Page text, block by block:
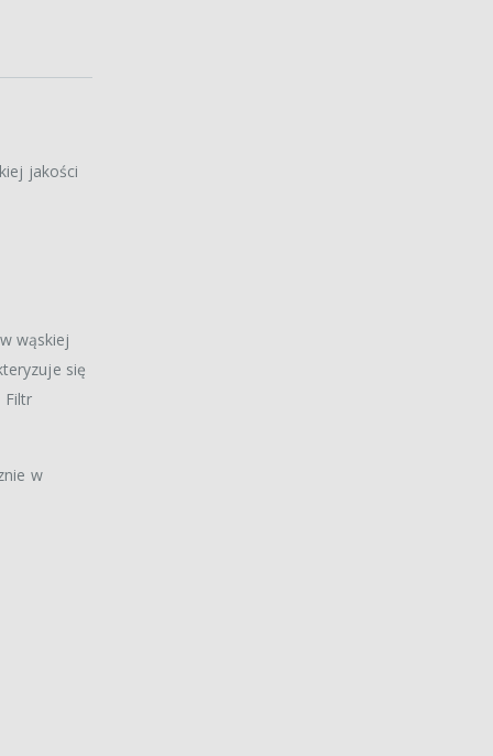
jakości
wąskiej
się
Filtr
w